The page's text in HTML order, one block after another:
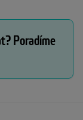
Poradíme